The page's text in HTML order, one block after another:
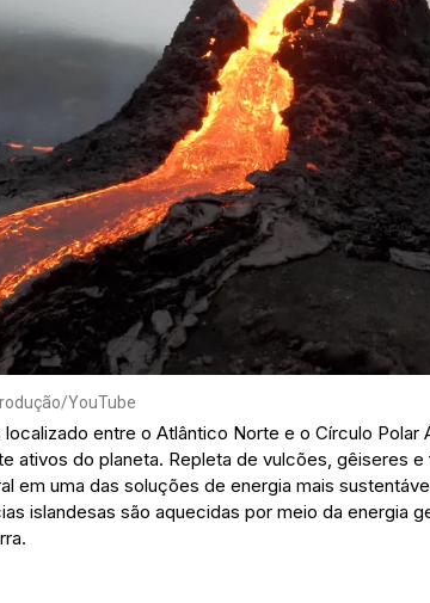
YouTube
localizado entre o Atlântico Norte e o Círculo Polar
ativos do planeta. Repleta de vulcões, gêiseres e
em uma das soluções de energia mais
islandesas são aquecidas por meio da energia